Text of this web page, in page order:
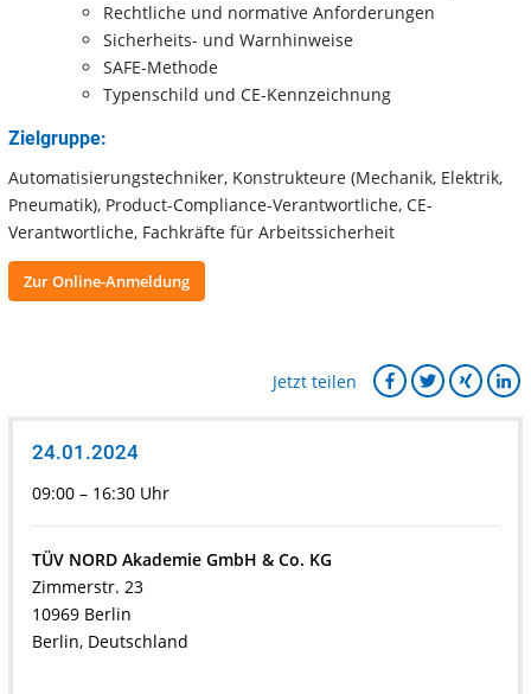
Rechtliche und normative Anforderungen
Sicherheits- und Warnhinweise
SAFE-Methode
Typenschild und CE-Kennzeichnung
Zielgruppe:
Automatisierungstechniker, Konstrukteure (Mechanik, Elektrik,
Pneumatik), Product-Compliance-Verantwortliche, CE-
Verantwortliche, Fachkräfte für Arbeitssicherheit
Zur Online-Anmeldung
Jetzt teilen
24.01.2024
09:00 – 16:30 Uhr
TÜV NORD Akademie GmbH & Co. KG
Zimmerstr. 23
10969 Berlin
Berlin, Deutschland